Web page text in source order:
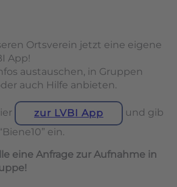
Ortsverein jetzt eine eigene
App!
austauschen, in Gruppen
auch Hilfe anbieten.
zur LVBI App
und gib
ein.
eine Anfrage zur Aufnahme in